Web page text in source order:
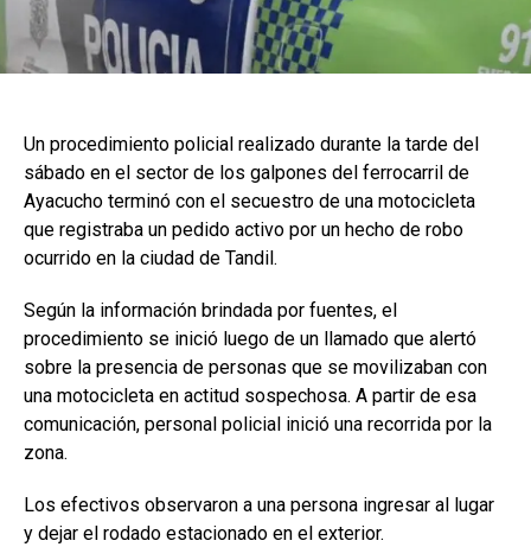
Un procedimiento policial realizado durante la tarde del
sábado en el sector de los galpones del ferrocarril de
Ayacucho terminó con el secuestro de una motocicleta
que registraba un pedido activo por un hecho de robo
ocurrido en la ciudad de Tandil.
Según la información brindada por fuentes, el
procedimiento se inició luego de un llamado que alertó
sobre la presencia de personas que se movilizaban con
una motocicleta en actitud sospechosa. A partir de esa
comunicación, personal policial inició una recorrida por la
zona.
Los efectivos observaron a una persona ingresar al lugar
y dejar el rodado estacionado en el exterior.